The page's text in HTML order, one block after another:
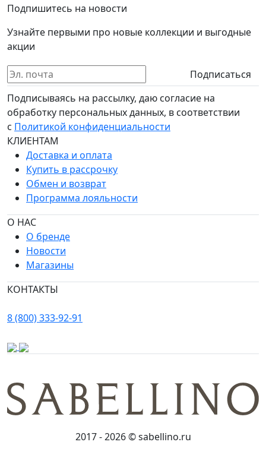
Подпишитесь на новости
Узнайте первыми про новые коллекции и выгодные
акции
Подписаться
Подписываясь на рассылку, даю согласие на
обработку персональных данных, в соответствии
с Политикой конфиденциальности
КЛИЕНТАМ
Доставка и оплата
Купить в рассрочку
Обмен и возврат
Программа лояльности
О НАС
О бренде
Новости
Магазины
КОНТАКТЫ
8 (800) 333-92-91
2017 - 2026 © sabellino.ru